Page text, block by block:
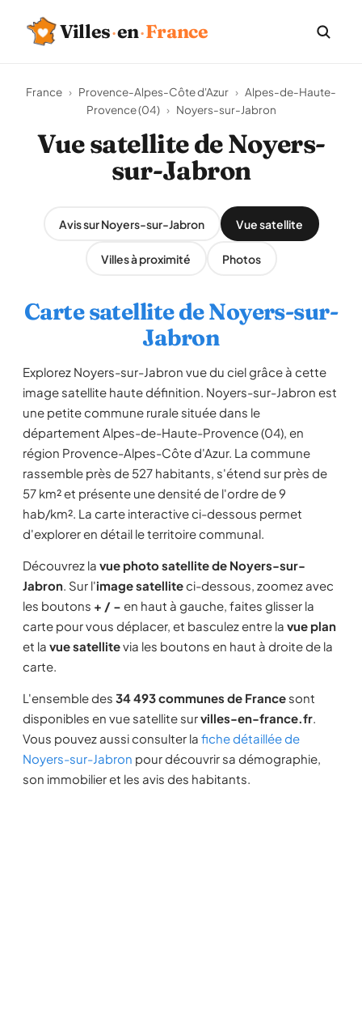
Villes·en·France
France › Provence-Alpes-Côte d'Azur › Alpes-de-Haute-
Provence (04) › Noyers-sur-Jabron
Vue satellite de Noyers-
sur-Jabron
Avis sur Noyers-sur-Jabron Vue satellite
Villes à proximité Photos
Carte satellite de Noyers-sur-
Jabron
Explorez Noyers-sur-Jabron vue du ciel grâce à cette
image satellite haute définition. Noyers-sur-Jabron est
une petite commune rurale située dans le
département Alpes-de-Haute-Provence (04), en
région Provence-Alpes-Côte d'Azur. La commune
rassemble près de 527 habitants, s'étend sur près de
57 km² et présente une densité de l'ordre de 9
hab/km². La carte interactive ci-dessous permet
d'explorer en détail le territoire communal.
Découvrez la vue photo satellite de Noyers-sur-
Jabron. Sur l'image satelliteci-dessous, zoomez avec
les boutons + / − en haut à gauche, faites glisser la
carte pour vous déplacer, et basculez entre la vue plan
et la vue satellitevia les boutons en haut à droite de la
carte.
L'ensemble des 34 493 communes de France sont
disponibles en vue satellite survilles-en-france.fr.
Vous pouvez aussi consulter la fiche détaillée de
Noyers-sur-Jabron pour découvrir sa démographie,
son immobilier et les avis des habitants.